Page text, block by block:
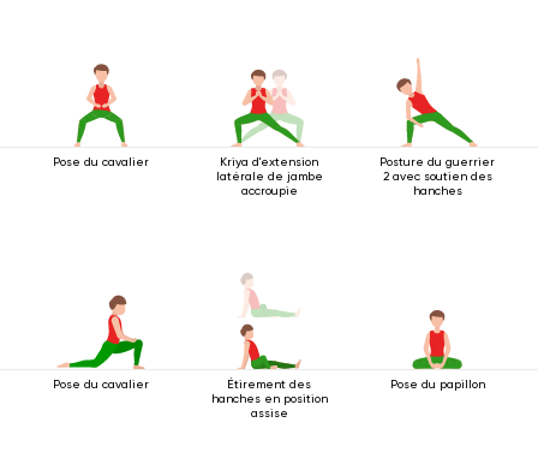
Pose du cavalier
Kriya d'extension
latérale de jambe
accroupie
Posture du guerrier
2 avec soutien des
hanches
Pose du cavalier
Étirement des
hanches en position
assise
Pose du papillon